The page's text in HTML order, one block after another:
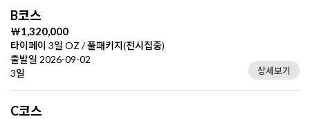
B코스
￦1,320,000
타이페이 3일 OZ / 풀패키지(전시집중)
출발일 2026-09-02
3일
상세보기
C코스